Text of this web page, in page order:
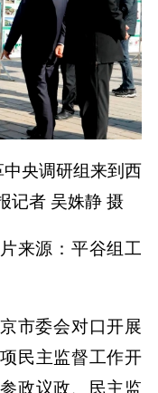
央调研组来到西
记者 吴姝静 摄
来源：平谷组工
市委会对口开展
民主监督工作开
政议政、民主监